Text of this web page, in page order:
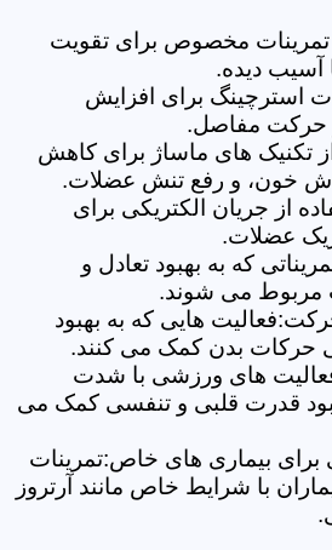
تمرینات مخصوص برای تقویت
دیده.
استرچینگ برای افزایش
حرکت مفاصل.
تکنیک های ماساژ برای کاهش
خون، و رفع تنش عضلات.
از جریان الکتریکی برای
عضلات.
که به بهبود تعادل و
مربوط می شوند.
هایی که به بهبود
حرکات بدن کمک می کنند.
های ورزشی با شدت
قدرت قلبی و تنفسی کمک می
بیماری های خاص:تمرینات
با شرایط خاص مانند آرتروز